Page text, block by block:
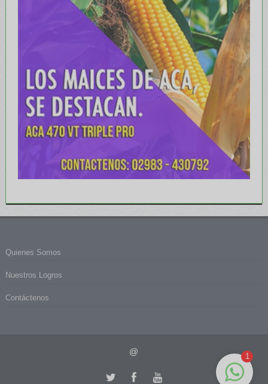
Quienes Somos
Nuestros Logros
Contáctenos
@ 1